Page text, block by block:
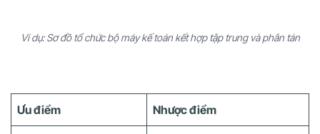
Ví dụ: Sơ đồ tổ chức bộ máy kế toán kết hợp tập trung và phân tán
Ưu điểm Nhược điểm